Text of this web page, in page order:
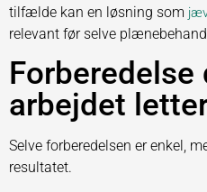
tilfælde kan en løsning som
relevant før selve
Forberedelse
arbejdet
Selve forberedelsen er enkel,
resultatet.